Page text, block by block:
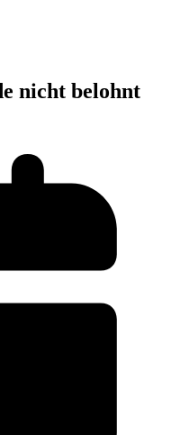
nicht belohnt